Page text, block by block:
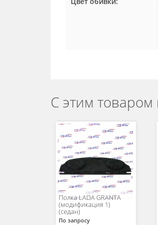
С этим товаром
Полка LADA GRANTA
(модификация 1)
(седан)
По запросу